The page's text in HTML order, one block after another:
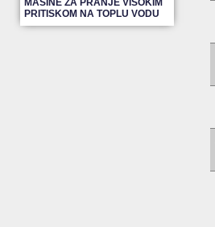
MAŠINE ZA PRANJE VISOKIM
PRITISKOM NA TOPLU VODU